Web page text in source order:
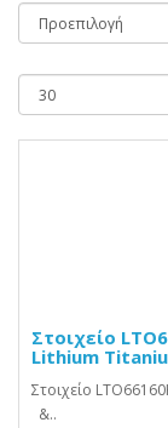
Στοιχείο
Lithium
Στοιχείο
&..